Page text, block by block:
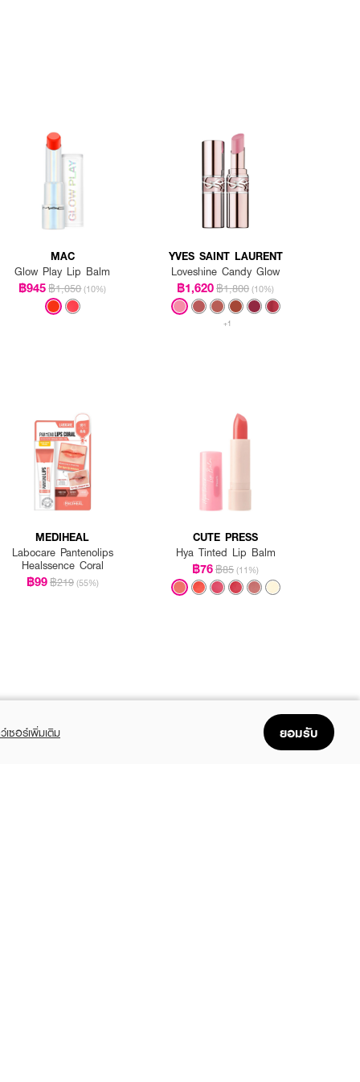
MAC
Glow Play Lip Balm
฿945฿1,050 (10%)
YVES SAINT LAURENT
Loveshine Candy Glow
฿1,620฿1,800 (10%)
+1
MEDIHEAL
Labocare Pantenolips
Healssence Coral
฿99฿219 (55%)
CUTE PRESS
Hya Tinted Lip Balm
฿76฿85 (11%)
เซอร์เพิ่มเติม ยอมรับ